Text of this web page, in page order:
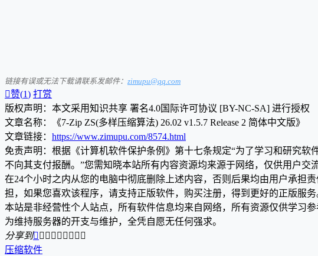
链接有误或无法下载请联系发邮件： zimupu@qq.com
赞(1) 打赏
版权声明：本文采用知识共享 署名4.0国际许可协议 [BY-NC-SA] 进行授权
文章名称：《7-Zip ZS(多样压缩算法) 26.02 v1.5.7 Release 2 简体中文版》
文章链接： https://www.zimupu.com/8574.html
免责声明：根据《计算机软件保护条例》第十七条规定“为了学习和研究
不向其支付报酬。”您需知晓本站所有内容资源均来源于网络，仅供用户
在24个小时之内从您的电脑中彻底删除上述内容，否则后果均由用户承担
担，如果您喜欢该程序，请支持正版软件，购买注册，得到更好的正版服务
本站是非经营性个人站点，所有软件信息均来自网络，所有资源仅供学习
为维持服务器的开支与维护，全凭自愿无任何强求。
分享到        
压缩软件